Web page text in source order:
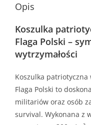
Opis
Koszulka
Flaga Polski –
wytrzymałości
Koszulka
Flaga Polski to
militariów oraz osób
survival. Wykonana z